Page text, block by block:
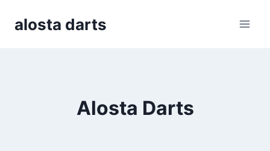
alosta darts
Alosta Darts